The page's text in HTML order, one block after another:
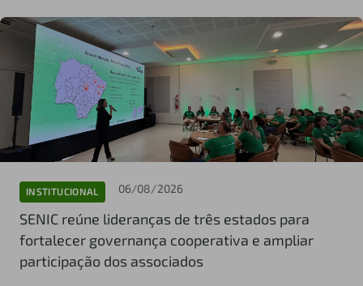
INSTITUCIONAL 06/08/2026
SENIC reúne lideranças de três estados para
fortalecer governança cooperativa e ampliar
participação dos associados